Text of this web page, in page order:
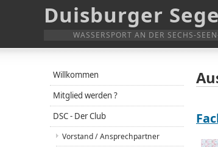
Duisburger
WASSERSPORT AN DER SECHS-
Willkommen
Mitglied werden ?
DSC - Der Club
Vorstand / Ansprechpartner